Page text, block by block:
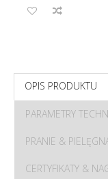
OPIS PRODUKTU
PARAMETRY
PRANIE &
CERTYFIKATY &